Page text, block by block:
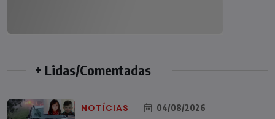
+ Lidas/Comentadas
NOTÍCIAS 04/08/2026